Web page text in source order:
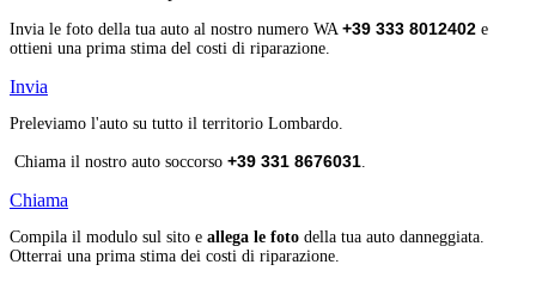
Invia le foto della tua auto al nostro numero WA +39 333 8012402 e
ottieni una prima stima del costi di riparazione.
Invia
Preleviamo l'auto su tutto il territorio Lombardo.
Chiama il nostro auto soccorso +39 331 8676031.
Chiama
Compila il modulo sul sito e allega le foto della tua auto danneggiata.
Otterrai una prima stima dei costi di riparazione.